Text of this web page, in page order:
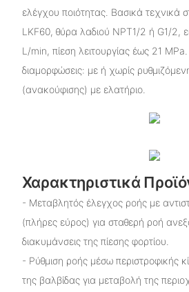
ελέγχου ποιότητας. Βασικά τεχνικά
LKF60, θύρα λαδιού NPT1/2 ή G1/2,
L/min, πίεση λειτουργίας έως 21
διαμορφώσεις: με ή χωρίς
(ανακούφισης) με ελατήριο.
Χαρακτηριστικά
- Μεταβλητός έλεγχος ροής με
(πλήρες εύρος) για σταθερή ροή
διακυμάνσεις της πίεσης φορτίου.
- Ρύθμιση ροής μέσω περιστροφικής
της βαλβίδας για μεταβολή της